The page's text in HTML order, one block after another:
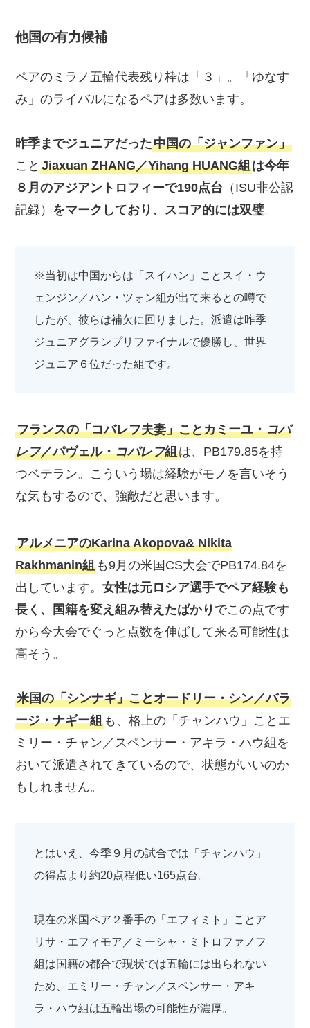
他国の有力候補
ペアのミラノ五輪代表残り枠は「３」。「ゆなす
み」のライバルになるペアは多数います。
昨季までジュニアだった中国の「ジャンファン」
ことJiaxuan ZHANG／Yihang HUANG組は今年
８月のアジアントロフィーで190点台 （ISU非公認
記録） をマークしており、スコア的には双璧。
※当初は中国からは「スイハン」ことスイ・ウ
ェンジン／ハン・ツォン組が出て来るとの噂で
したが、彼らは補欠に回りました。派遣は昨季
ジュニアグランプリファイナルで優勝し、世界
ジュニア６位だった組です。
フランスの「コバレフ夫妻」ことカミーユ・コバ
レフ／パヴェル・コバレフ組は、PB179.85を持
つベテラン。こういう場は経験がモノを言いそう
な気もするので、強敵だと思います。
アルメニアのKarina Akopova& Nikita
Rakhmanin組 も9月の米国CS大会でPB174.84を
出しています。女性は元ロシア選手でペア経験も
長く、国籍を変え組み替えたばかり でこの点です
から今大会でぐっと点数を伸ばして来る可能性は
高そう。
米国の「シンナギ」ことオードリー・シン／バラ
ージ・ナギー組 も、格上の「チャンハウ」ことエ
ミリー・チャン／スペンサー・アキラ・ハウ組を
おいて派遣されてきているので、状態がいいのか
もしれません。
とはいえ、今季９月の試合では「チャンハウ」
の得点より約20点程低い165点台。
現在の米国ペア２番手の「エフィミト」ことア
リサ・エフィモア／ミーシャ・ミトロファノフ
組は国籍の都合で現状では五輪には出られない
ため、エミリー・チャン／スペンサー・アキ
ラ・ハウ組は五輪出場の可能性が濃厚。